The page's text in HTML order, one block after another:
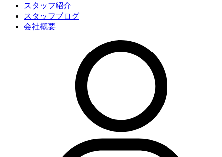
スタッフ紹介
スタッフブログ
会社概要